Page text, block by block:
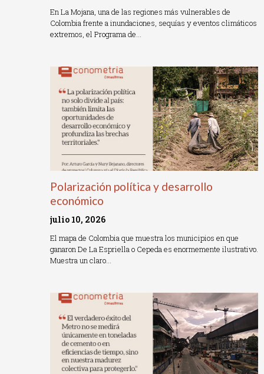
En La Mojana, una de las regiones más vulnerables de
Colombia frente a inundaciones, sequías y eventos climáticos
extremos, el Programa de…
Polarización política y desarrollo
económico
julio 10, 2026
El mapa de Colombia que muestra los municipios en que
ganaron De La Espriella o Cepeda es enormemente ilustrativo.
Muestra un claro…